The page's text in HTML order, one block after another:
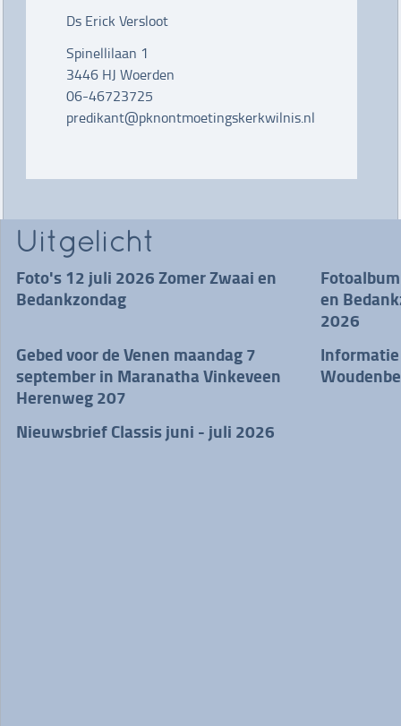
Ds Erick Versloot
Spinellilaan 1
3446 HJ Woerden
06-46723725
predikant@pknontmoetingskerkwilnis.nl
Uitgelicht
Foto's 12 juli 2026 Zomer Zwaai en
Bedankzondag
en
2026
Gebed voor de Venen maandag 7
september in Maranatha Vinkeveen
Herenweg 207
Nieuwsbrief Classis juni - juli 2026